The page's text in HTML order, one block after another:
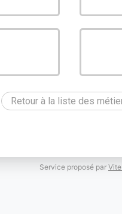
Retour à la liste des
Service proposé par